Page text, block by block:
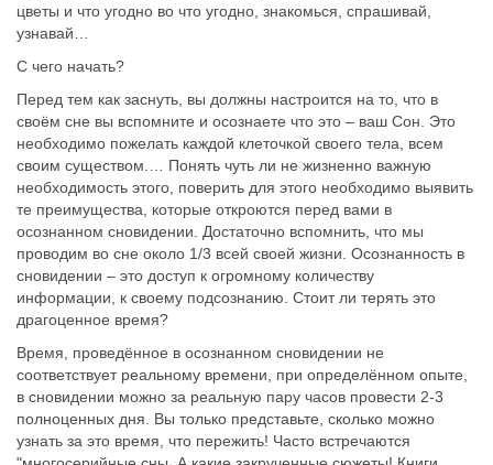
цветы и что угодно во что угодно, знакомься, спрашивай,
узнавай…
С чего начать?
Перед тем как заснуть, вы должны настроится на то, что в
своём сне вы вспомните и осознаете что это – ваш Сон. Это
необходимо пожелать каждой клеточкой своего тела, всем
своим существом.… Понять чуть ли не жизненно важную
необходимость этого, поверить для этого необходимо выявить
те преимущества, которые откроются перед вами в
осознанном сновидении. Достаточно вспомнить, что мы
проводим во сне около 1/3 всей своей жизни. Осознанность в
сновидении – это доступ к огромному количеству
информации, к своему подсознанию. Стоит ли терять это
драгоценное время?
Время, проведённое в осознанном сновидении не
соответствует реальному времени, при определённом опыте,
в сновидении можно за реальную пару часов провести 2-3
полноценных дня. Вы только представьте, сколько можно
узнать за это время, что пережить! Часто встречаются